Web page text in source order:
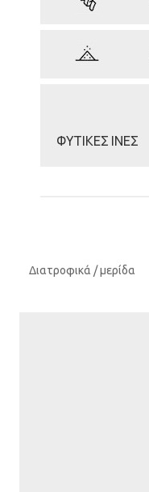
ΦΥΤΙΚΕΣ ΙΝΕΣ
Διατροφικά / μερίδα